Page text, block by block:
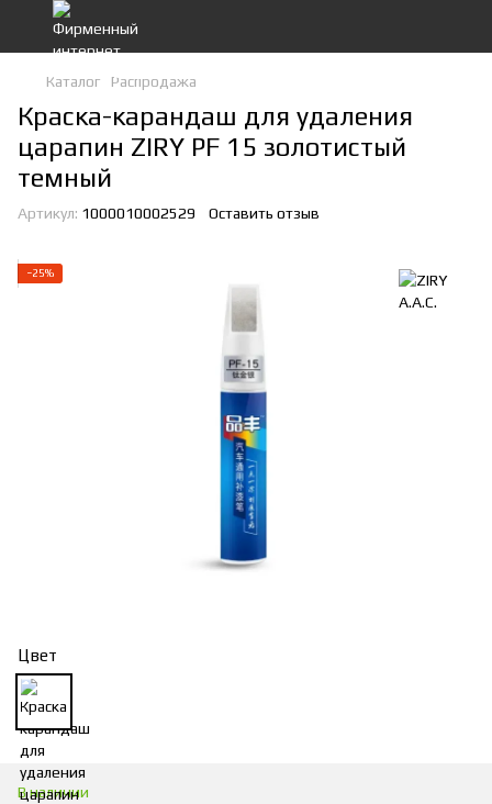
Каталог Распродажа
Краска-карандаш для удаления
царапин ZIRY PF 15 золотистый
темный
Артикул: 1000010002529 Оставить отзыв
−25%
Цвет
В наличии